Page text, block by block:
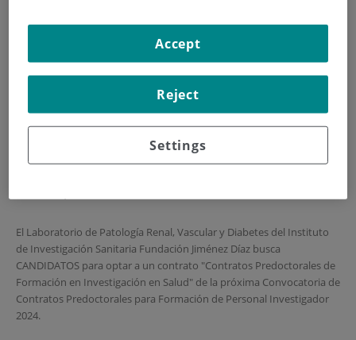
|
|
CANDIDATOS convocatoria
PFIS
El Laboratorio de Patología Renal, Vascular y Diabetes del Instituto
de Investigación Sanitaria Fundación Jiménez Díaz busca
CANDIDATOS para optar a un contrato "Contratos Predoctorales de
Formación en Investigación en Salud" de la próxima Convocatoria de
Contratos Predoctorales para Formación de Personal Investigador
2024.
Settings
Reject
Accept